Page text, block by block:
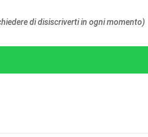
di disiscriverti in ogni momento)